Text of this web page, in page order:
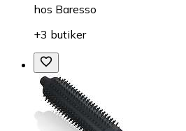
hos Baresso
+3 butiker